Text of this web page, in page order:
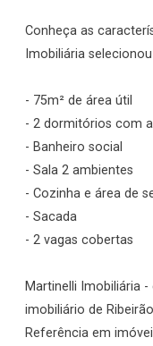
Conheça as
Imobiliária
- 75m² de área útil
- 2 dormitórios com
- Banheiro social
- Sala 2 ambientes
- Cozinha e área de
- Sacada
- 2 vagas cobertas
Martinelli Imobiliária
imobiliário de
Referência em